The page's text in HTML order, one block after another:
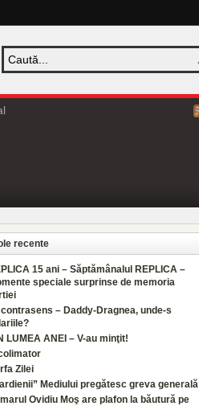
recente
15 ani – Săptămânalul REPLICA –
speciale surprinse de memoria
– Daddy-Dragnea, unde-s
LUMEA ANEI – V-au minţit!
Zilei
Mediului pregătesc greva generală
Ovidiu Moş are plafon la băutură pe